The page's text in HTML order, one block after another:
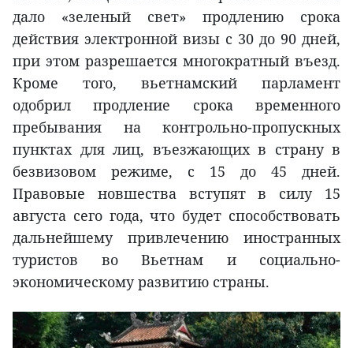
дало «зеленый свет» продлению срока
действия электронной визы с 30 до 90 дней,
при этом разрешается многократный въезд.
Кроме того, вьетнамский парламент
одобрил продление срока временного
пребывания на контрольно-пропускных
пунктах для лиц, въезжающих в страну в
безвизовом режиме, с 15 до 45 дней.
Правовые новшества вступят в силу 15
августа сего года, что будет способствовать
дальнейшему привлечению иностранных
туристов во Вьетнам и социально-
экономическому развитию страны.